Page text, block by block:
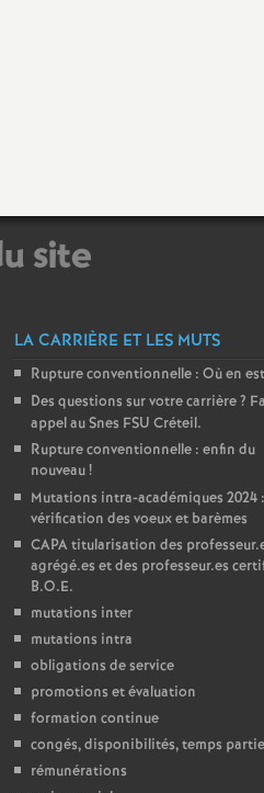
site
LA CARRIÈRE ET LES MUTS
Rupture conventionnelle : Où en
Des questions sur votre carrière?
appel au Snes FSU Créteil.
Rupture conventionnelle : enfin du
nouveau!
Mutations intra-académiques 2024 :
vérification des voeux et barèmes
CAPAtitularisation des
agrégé.es et des professeur.es
B.O.E.
mutations inter
mutations intra
obligations de service
promotions et évaluation
formation continue
congés, disponibilités, temps
rémunérations